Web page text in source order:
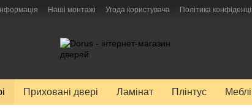
Наші монтажі Угода користувача Політика
Приховані двері Ламінат Плінтус Меблі